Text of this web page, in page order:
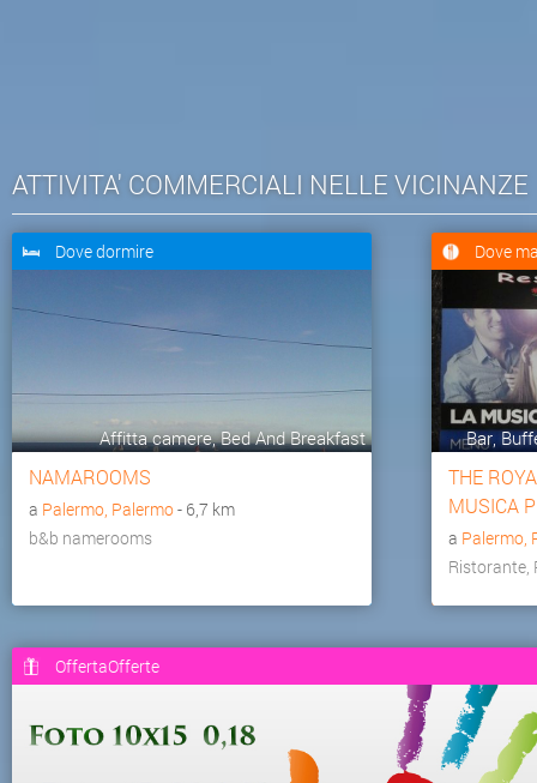
ATTIVITA' COMMERCIALI NELLE VICINANZE
Dove dormire
Affitta camere, Bed And Breakfast
NAMAROOMS
a Palermo, Palermo- 6,7 km
b&b namerooms
Dove
Bar,
THE
MUSICA
a Palermo,
Ristorante,
OffertaOfferte